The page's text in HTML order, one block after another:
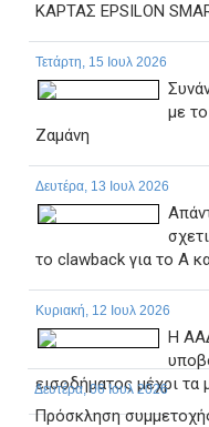
ΚΑΡΤΑΣ EPSILON
Τετάρτη, 15 Ιουλ 2026
με
Ζαμάνη
Δευτέρα, 13 Ιουλ 2026
το clawback για το Α
Κυριακή, 12 Ιουλ 2026
Η
εισοδήματος μέχρι τα
Δευτέρα, 06 Ιουλ 2026
Πρόσκληση